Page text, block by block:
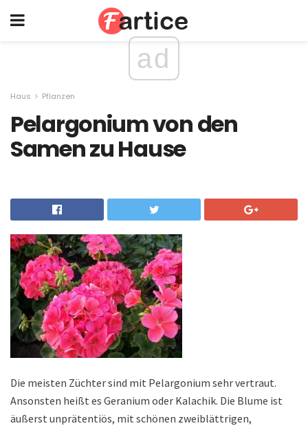
ad
Haus Pflanzen
Pelargonium von den
Samen zu Hause
Die meisten Züchter sind mit Pelargonium sehr vertraut.
Ansonsten heißt es Geranium oder Kalachik. Die Blume ist
äußerst unprätentiös, mit schönen zweiblättrigen,